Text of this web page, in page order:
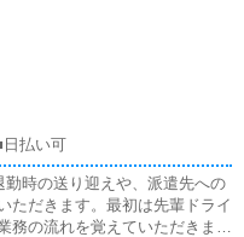
払い可
時の送り迎えや、派遣先への
ただきます。最初は先輩ドライ
務の流れを覚えていただきます